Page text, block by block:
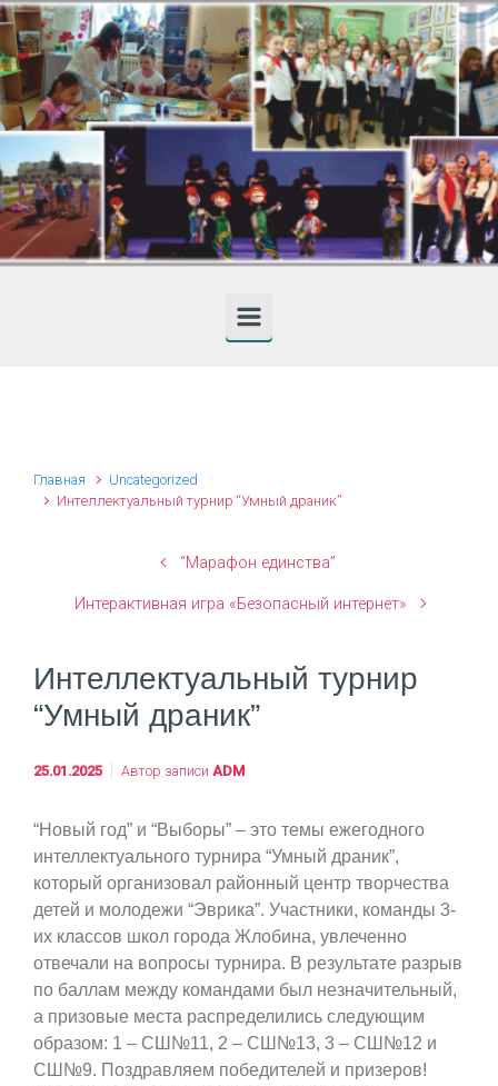
Skip to main content
Главная
Uncategorized
Интеллектуальный турнир “Умный драник”
“Марафон единства”
Интерактивная игра «Безопасный интернет»
Интеллектуальный турнир
“Умный драник”
25.01.2025 Автор записи ADM
“Новый год” и “Выборы” – это темы ежегодного
интеллектуального турнира “Умный драник”,
который организовал районный центр творчества
детей и молодежи “Эврика”. Участники, команды 3-
их классов школ города Жлобина, увлеченно
отвечали на вопросы турнира. В результате разрыв
по баллам между командами был незначительный,
а призовые места распределились следующим
образом: 1 – СШ№11, 2 – СШ№13, 3 – СШ№12 и
СШ№9. Поздравляем победителей и призеров!